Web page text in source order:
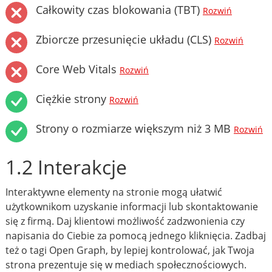
Całkowity czas blokowania (TBT) Rozwiń
Zbiorcze przesunięcie układu (CLS) Rozwiń
Core Web Vitals Rozwiń
Ciężkie strony Rozwiń
Strony o rozmiarze większym niż 3 MB Rozwiń
1.2 Interakcje
Interaktywne elementy na stronie mogą ułatwić
użytkownikom uzyskanie informacji lub skontaktowanie
się z firmą. Daj klientowi możliwość zadzwonienia czy
napisania do Ciebie za pomocą jednego kliknięcia. Zadbaj
też o tagi Open Graph, by lepiej kontrolować, jak Twoja
strona prezentuje się w mediach społecznościowych.